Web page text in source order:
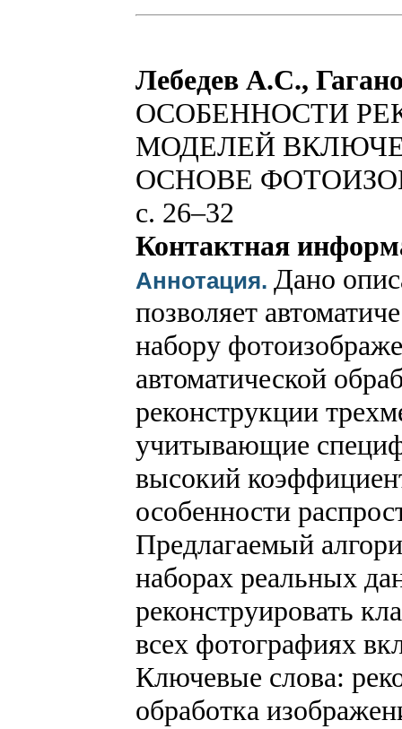
Лебедев А.С.,
ОСОБЕННОСТИ
МОДЕЛЕЙ
ОСНОВЕ
с. 26–32
Контактная
Аннотация. Дано
позволяет
набору
автоматической
реконструкции
учитывающие
высокий
особенности
Предлагаемый
наборах реальных
реконструировать
всех фотографиях
Ключевые слова:
обработка